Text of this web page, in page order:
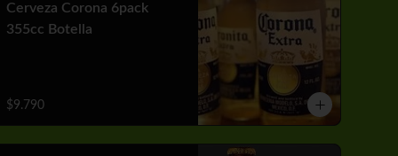
Cerveza Corona 6pack
355cc Botella
$9.790